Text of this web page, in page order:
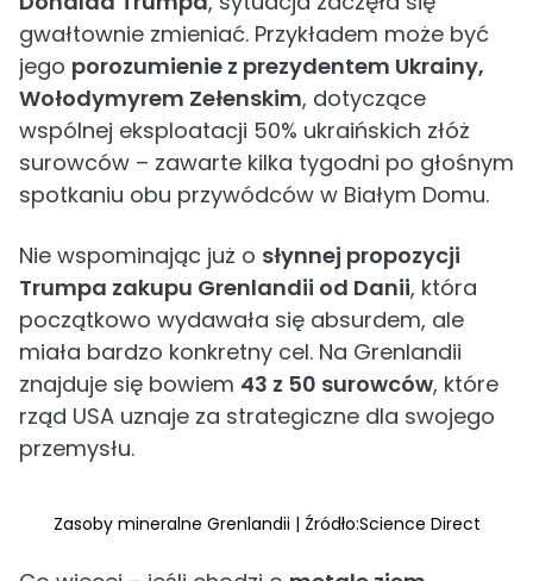
gwałtownie zmieniać. Przykładem może być
jego porozumienie z prezydentem Ukrainy,
Wołodymyrem Zełenskim, dotyczące
wspólnej eksploatacji 50% ukraińskich złóż
surowców – zawarte kilka tygodni po głośnym
spotkaniu obu przywódców w Białym Domu.
Nie wspominając już o słynnej propozycji
Trumpa zakupu Grenlandii od Danii, która
początkowo wydawała się absurdem, ale
miała bardzo konkretny cel. Na Grenlandii
znajduje się bowiem 43 z 50 surowców, które
rząd USA uznaje za strategiczne dla swojego
przemysłu.
Zasoby mineralne Grenlandii | Źródło:Science Direct